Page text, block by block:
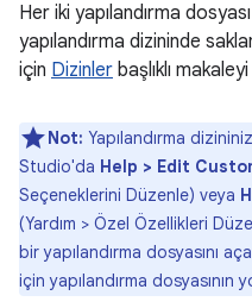
Her iki yapılandırma
yapılandırma dizininde
için Dizinler başlıklı
Not: Yapılandırma
Studio'da Help > Edit
Seçeneklerini Düzenle) veya
(Yardım > Özel Özellikleri
bir yapılandırma dosyasını
için yapılandırma dosyasının